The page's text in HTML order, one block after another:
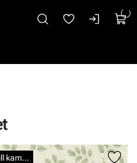
Tapeter för offentliga miljöer till kampanjpris